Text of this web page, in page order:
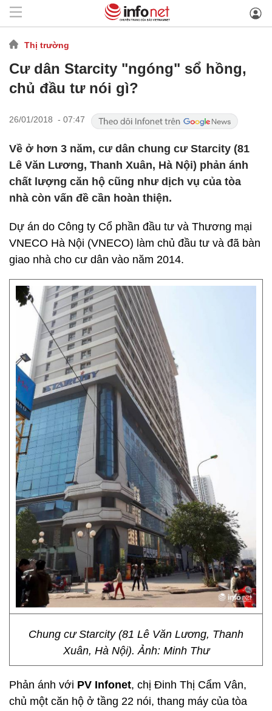
Thị trường
Cư dân Starcity "ngóng" sổ hồng,
chủ đầu tư nói gì?
26/01/2018 - 07:47
Về ở hơn 3 năm, cư dân chung cư Starcity (81
Lê Văn Lương, Thanh Xuân, Hà Nội) phản ánh
chất lượng căn hộ cũng như dịch vụ của tòa
nhà còn vấn đề cần hoàn thiện.
Dự án do Công ty Cổ phần đầu tư và Thương mại
VNECO Hà Nội (VNECO) làm chủ đầu tư và đã bàn
giao nhà cho cư dân vào năm 2014.
Chung cư Starcity (81 Lê Văn Lương, Thanh
Xuân, Hà Nội). Ảnh: Minh Thư
Phản ánh với PV Infonet, chị Đinh Thị Cẩm Vân,
chủ một căn hộ ở tầng 22 nói, thang máy của tòa